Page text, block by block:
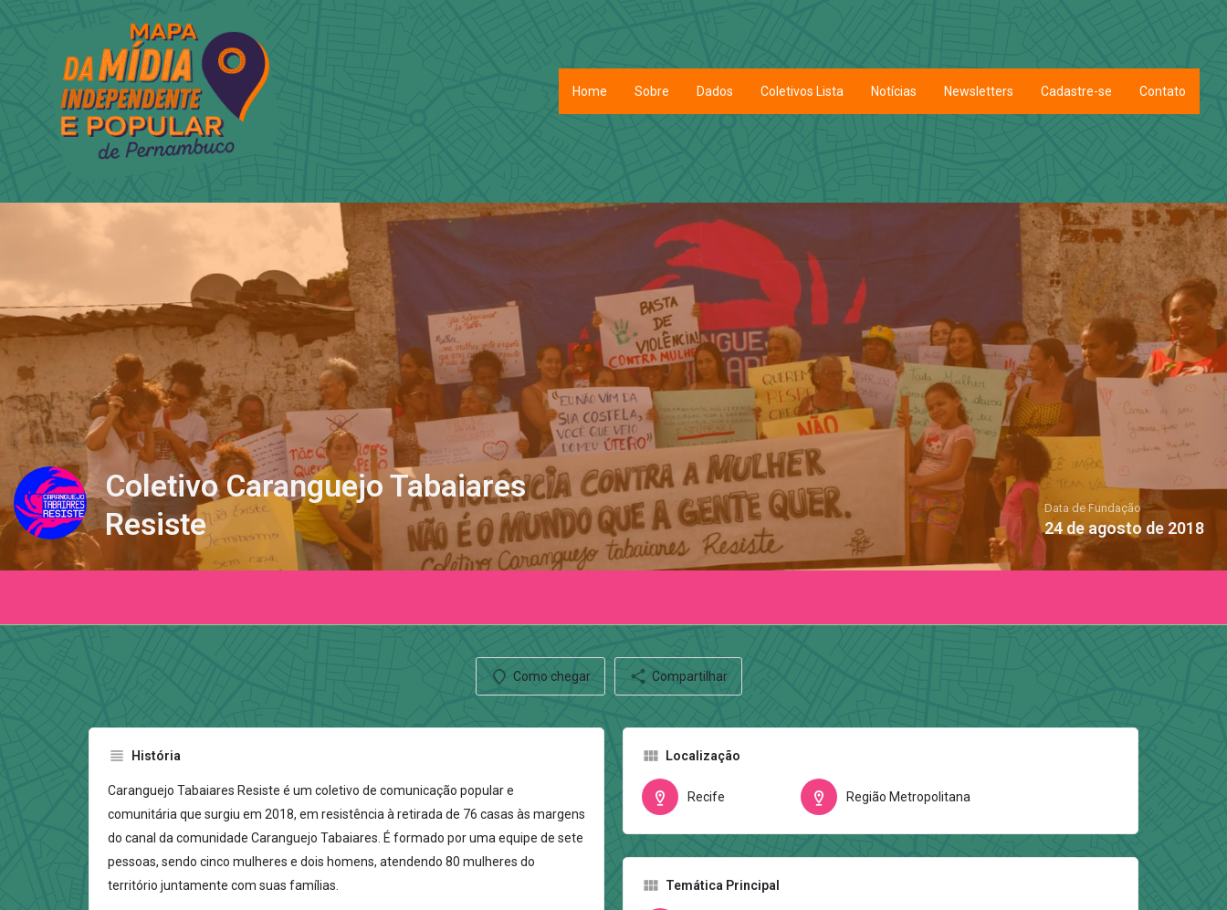
Home Sobre Dados Coletivos Lista Notícias Newsletters Cadastre-se Contato
Coletivo Caranguejo Tabaiares
Resiste
Data de Fundação
24 de agosto de 2018
Como chegar Compartilhar
História
Caranguejo Tabaiares Resiste é um coletivo de comunicação popular e
comunitária que surgiu em 2018, em resistência à retirada de 76 casas às margens
do canal da comunidade Caranguejo Tabaiares. É formado por uma equipe de sete
pessoas, sendo cinco mulheres e dois homens, atendendo 80 mulheres do
território juntamente com suas famílias.
Localização
Recife Região Metropolitana
Temática Principal